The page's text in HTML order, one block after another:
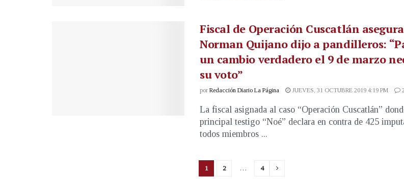
Fiscal de Operación Cuscatlán
Norman Quijano dijo a pandilleros:
un cambio verdadero el 9 de marzo
su voto”
por Redacción Diario La Página JUEVES, 31 OCTUBRE 2019 4:19 PM
La fiscal asignada al caso “Operación Cuscatlán”
principal testigo “Noé” declara en contra de 425
todos miembros ...
1 2 … 4